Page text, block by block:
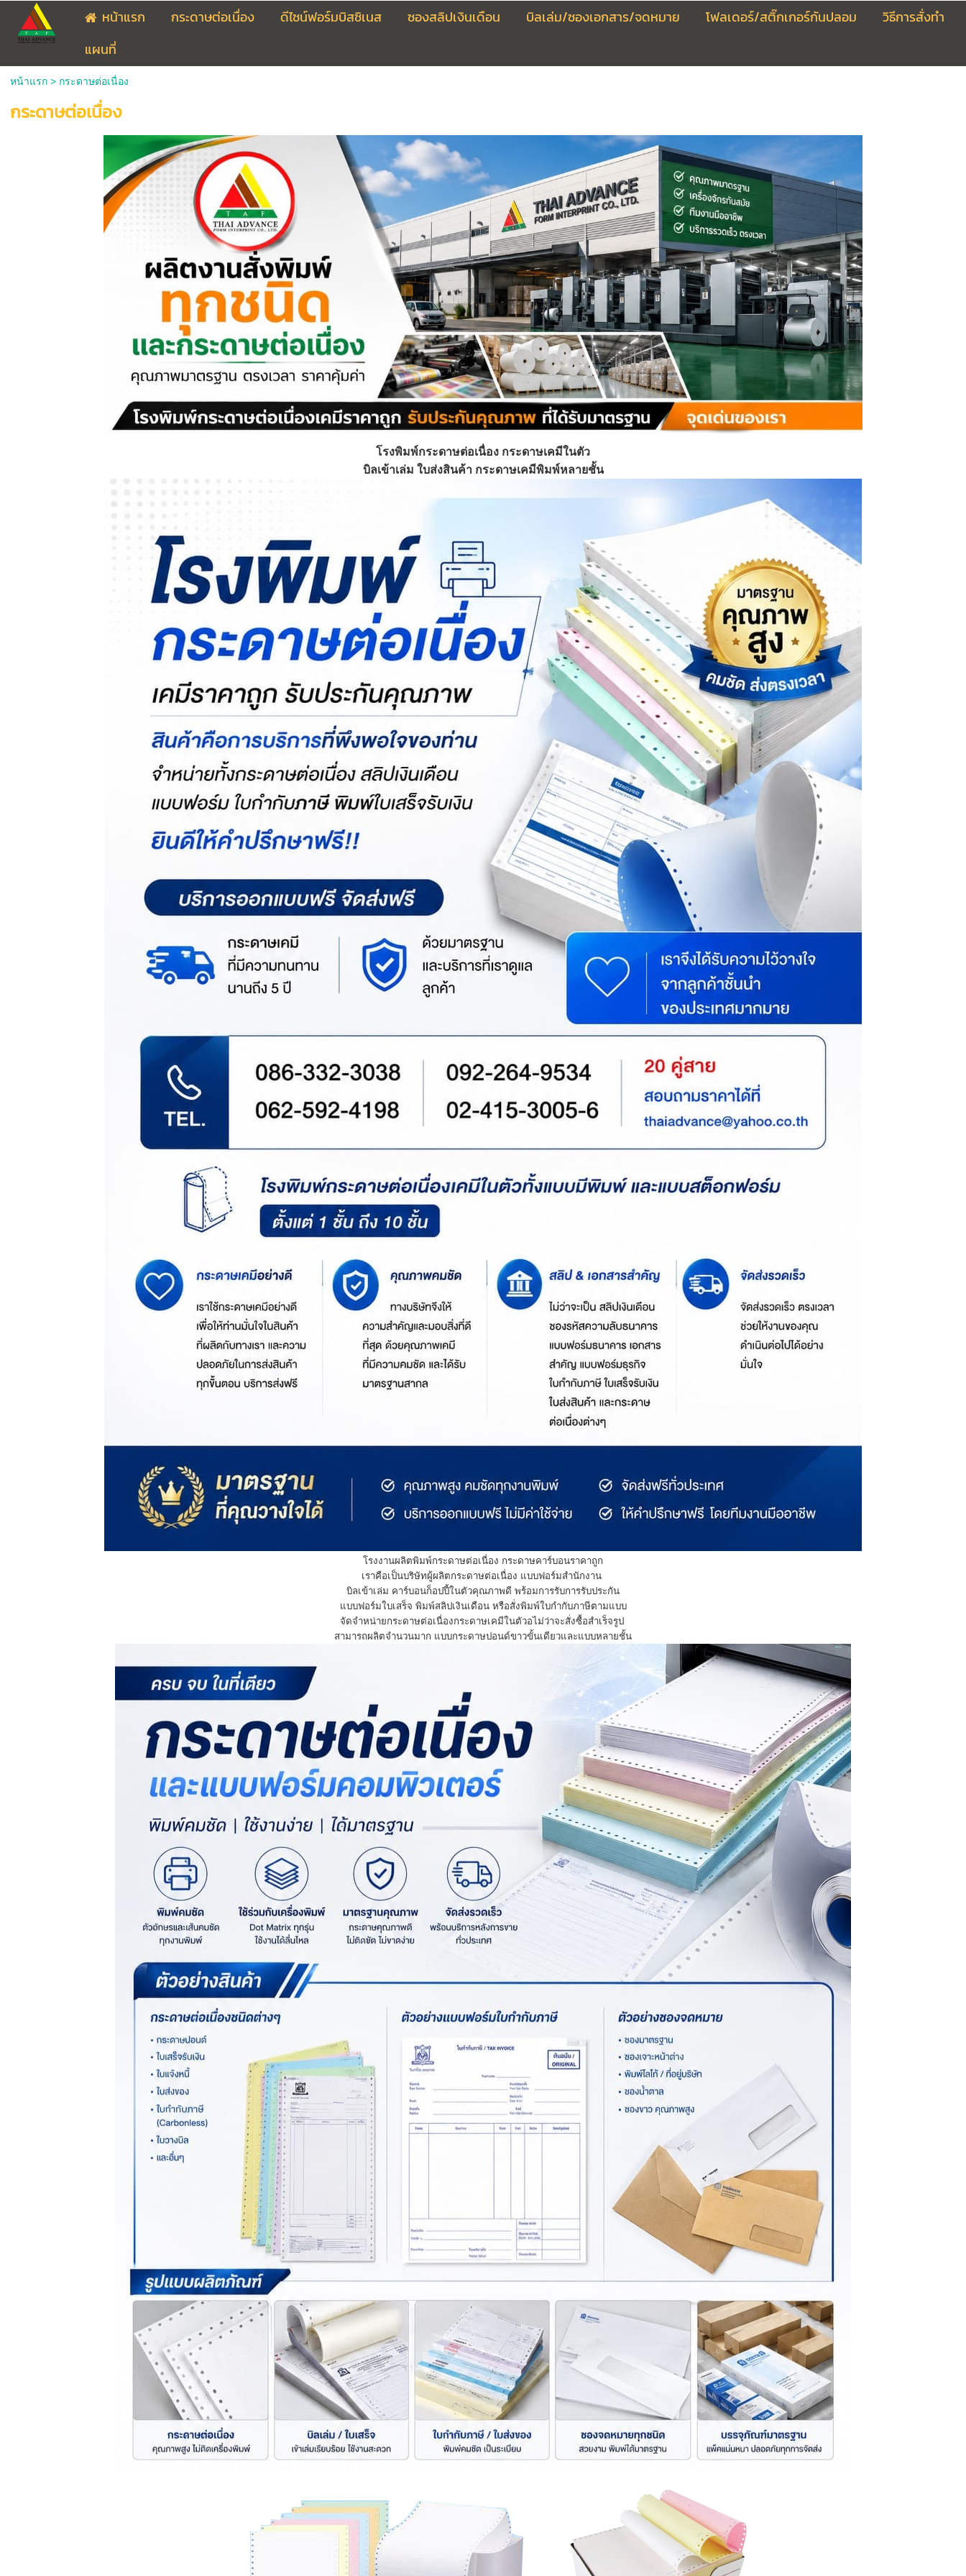
หน้าแรก กระดาษต่อเนื่อง ดีไซน์ฟอร์มบิสซิเนส ซองสลิปเงินเดือน บิลเล่ม/ซองเอกสาร/จดหมาย โฟลเดอร์/สติ๊กเกอร์กันปลอม
วิธีการสั่งทำ
แผนที่
หน้าแรก> กระดาษต่อเนื่อง
กระดาษต่อเนื่อง
โรงพิมพ์กระดาษต่อเนื่อง กระดาษเคมีในตัว
บิลเข้าเล่ม ใบส่งสินค้า กระดาษเคมีพิมพ์หลายชั้น
โรงงานผลิตพิมพ์กระดาษต่อเนื่อง กระดาษคาร์บอนราคาถูก
เราคือเป็นบริษัทผู้ผลิตกระดาษต่อเนื่อง แบบฟอร์มสำนักงาน
บิลเข้าเล่ม คาร์บอนก็อปปี้ในตัวคุณภาพดี พร้อมการรับการรับประกัน
แบบฟอร์มใบเสร็จ พิมพ์สลิปเงินเดือน หรือสั่งพิมพ์ใบกำกับภาษีตามแบบ
จัดจำหน่ายกระดาษต่อเนื่องกระดาษเคมีในตัวอไม่ว่าจะสั่งซื้อสำเร็จรูป
สามารถผลิตจำนวนมาก แบบกระดาษปอนด์ขาวขั้นเดียวและแบบหลายชั้น